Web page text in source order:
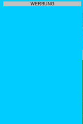
WERBUNG